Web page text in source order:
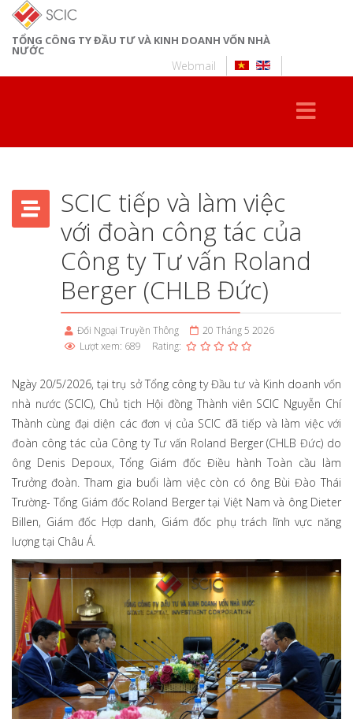
TỔNG CÔNG TY ĐẦU TƯ VÀ KINH DOANH VỐN NHÀ
NƯỚC
Webmail
SCIC tiếp và làm việc
với đoàn công tác của
Công ty Tư vấn Roland
Berger (CHLB Đức)
Đối Ngoại Truyền Thông
20 Tháng 5 2026
Lượt xem: 689
Rating:
Ngày 20/5/2026, tại trụ sở Tổng công ty Đầu tư và Kinh doanh vốn
nhà nước (SCIC), Chủ tịch Hội đồng Thành viên SCIC Nguyễn Chí
Thành cùng đại diện các đơn vị của SCIC đã tiếp và làm việc với
đoàn công tác của Công ty Tư vấn Roland Berger (CHLB Đức) do
ông Denis Depoux, Tổng Giám đốc Điều hành Toàn cầu làm
Trưởng đoàn. Tham gia buổi làm việc còn có ông Bùi Đào Thái
Trường- Tổng Giám đốc Roland Berger tại Việt Nam và ông Dieter
Billen, Giám đốc Hợp danh, Giám đốc phụ trách lĩnh vực năng
lượng tại Châu Á.